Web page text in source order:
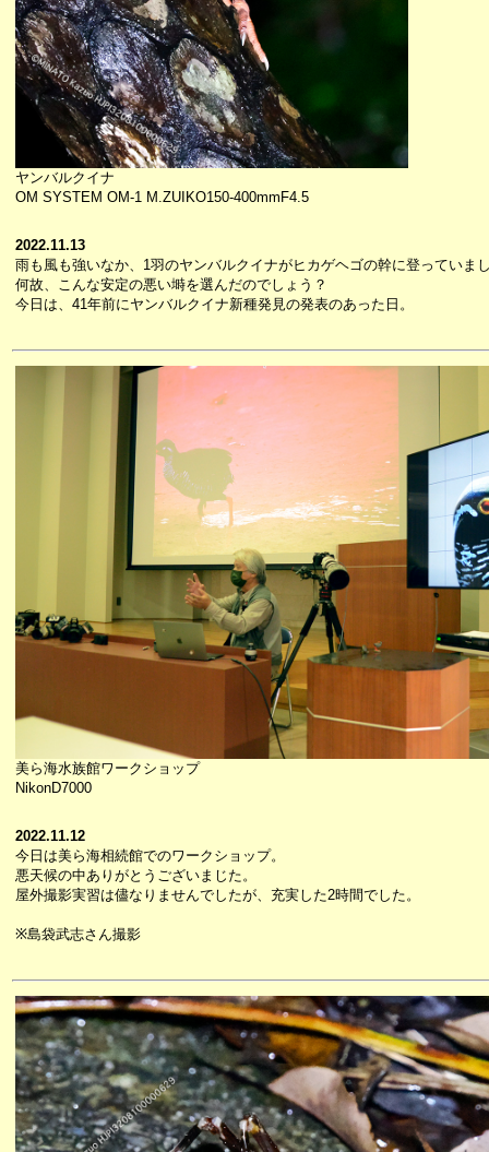
ヤンバルクイナ
OM SYSTEM OM-1 M.ZUIKO150-400mmF4.5
2022.11.13
雨も風も強いなか、1羽のヤンバルクイナがヒカゲヘゴの幹に登っていま
何故、こんな安定の悪い塒を選んだのでしょう？
今日は、41年前にヤンバルクイナ新種発見の発表のあった日。
美ら海水族館ワークショップ
NikonD7000
2022.11.12
今日は美ら海相続館でのワークショップ。
悪天候の中ありがとうございまじた。
屋外撮影実習は儘なりませんでしたが、充実した2時間でした。
※島袋武志さん撮影